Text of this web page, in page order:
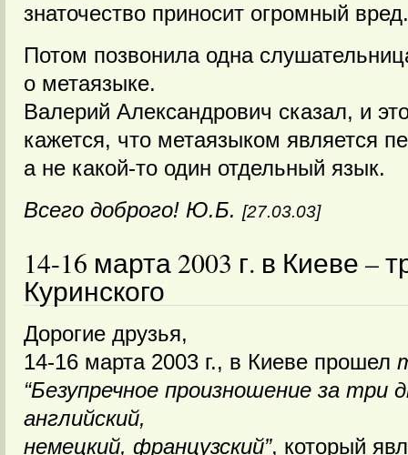
знаточество приносит огромный вред.
Потом позвонила одна
о метаязыке.
Валерий Александрович сказал, и
кажется, что метаязыком является
а не какой-то один отдельный язык.
Всего доброго! Ю.Б. [27.03.03]
14-16 марта 2003 г. в Киеве –
Куринского
Дорогие друзья,
14-16 марта 2003 г., в Киеве прошел
“Безупречное произношение за три
английский,
немецкий, французский”, который